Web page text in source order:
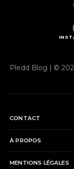
Pledd Blog | ©
CONTACT
À PROPOS
MENTIONS LÉGALES